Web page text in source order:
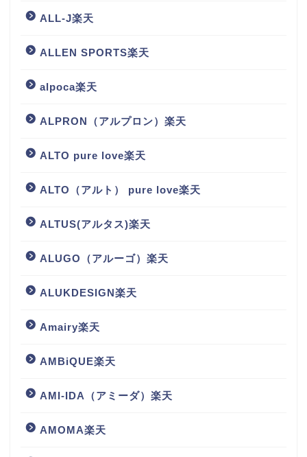
ALL-J楽天
ALLEN SPORTS楽天
alpoca楽天
ALPRON（アルプロン）楽天
ALTO pure love楽天
ALTO（アルト） pure love楽天
ALTUS(アルタス)楽天
ALUGO（アルーゴ）楽天
ALUKDESIGN楽天
Amairy楽天
AMBiQUE楽天
AMI-IDA（アミーダ）楽天
AMOMA楽天